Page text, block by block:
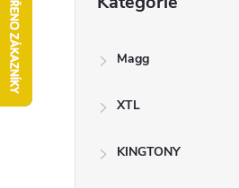
kategorie
Magg
XTL
KINGTONY